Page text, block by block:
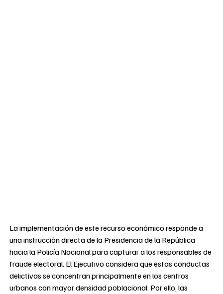
La implementación de este recurso económico responde a
una instrucción directa de la Presidencia de la República
hacia la Policía Nacional para capturar a los responsables de
fraude electoral. El Ejecutivo considera que estas conductas
delictivas se concentran principalmente en los centros
urbanos con mayor densidad poblacional. Por ello, las